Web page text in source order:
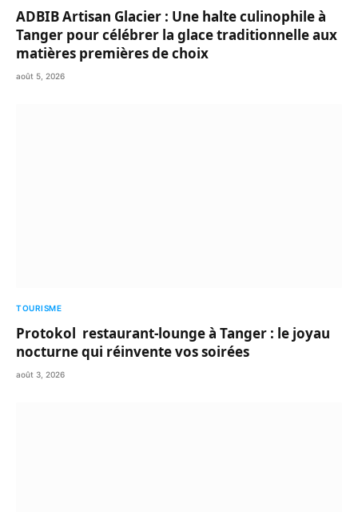
ADBIB Artisan Glacier : Une halte culinophile à
Tanger pour célébrer la glace traditionnelle aux
matières premières de choix
août 5, 2026
TOURISME
Protokol restaurant-lounge à Tanger : le joyau
nocturne qui réinvente vos soirées
août 3, 2026